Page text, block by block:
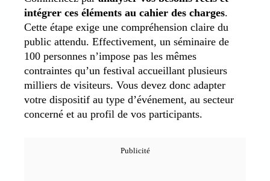
intégrer ces éléments au cahier des charges.
Cette étape exige une compréhension claire du
public attendu. Effectivement, un séminaire de
100 personnes n’impose pas les mêmes
contraintes qu’un festival accueillant plusieurs
milliers de visiteurs. Vous devez donc adapter
votre dispositif au type d’événement, au secteur
concerné et au profil de vos participants.